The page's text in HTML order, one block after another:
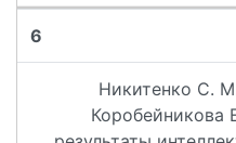
6
Никитенко С.
Коробейникова